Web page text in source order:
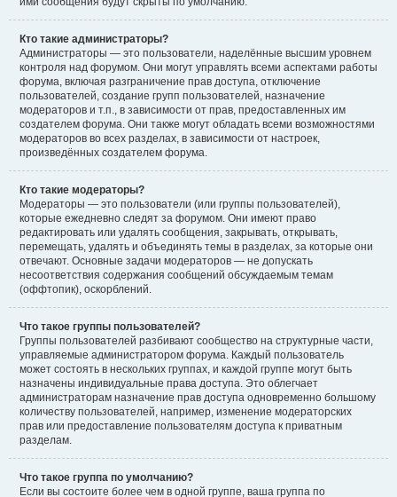
Кто такие администраторы?
Администраторы — это пользователи, наделённые высшим уровнем
контроля над форумом. Они могут управлять всеми аспектами работы
форума, включая разграничение прав доступа, отключение
пользователей, создание групп пользователей, назначение
модераторов и т.п., в зависимости от прав, предоставленных им
создателем форума. Они также могут обладать всеми возможностями
модераторов во всех разделах, в зависимости от настроек,
произведённых создателем форума.
Кто такие модераторы?
Модераторы — это пользователи (или группы пользователей),
которые ежедневно следят за форумом. Они имеют право
редактировать или удалять сообщения, закрывать, открывать,
перемещать, удалять и объединять темы в разделах, за которые они
отвечают. Основные задачи модераторов — не допускать
несоответствия содержания сообщений обсуждаемым темам
(оффтопик), оскорблений.
Что такое группы пользователей?
Группы пользователей разбивают сообщество на структурные части,
управляемые администратором форума. Каждый пользователь
может состоять в нескольких группах, и каждой группе могут быть
назначены индивидуальные права доступа. Это облегчает
администраторам назначение прав доступа одновременно большому
количеству пользователей, например, изменение модераторских
прав или предоставление пользователям доступа к приватным
разделам.
Что такое группа по умолчанию?
Если вы состоите более чем в одной группе, ваша группа по